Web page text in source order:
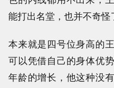
能打出名堂，也并不奇怪
本来就是四号位身高的
可以凭借自己的身体优
年龄的增长，他这种没